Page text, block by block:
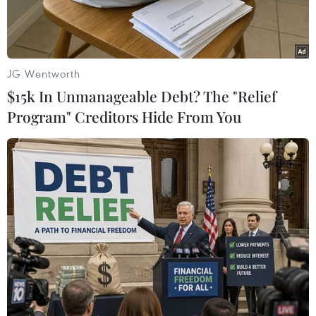
Tàu chở hàng tại khu vực vùng Vịnh, ngoài khơi thành phố cảng
Bandar Abbas của Iran, một vị trí chiến lược ở Eo biển Hormuz.
(Ảnh: AFP/TTXVN)
Theo Yonhap, một quan chức giấu tên của Bộ
Ngoại giao Hàn Quốc ngày 21/1 cho biết nước
này đã bày tỏ quan ngại về quyết định của Hàn
Quốc triển khai binh sỹ tới Eo biển Hormuz.
JG Wentworth
$15k In Unmanageable Debt? The "Relief
Program" Creditors Hide From You